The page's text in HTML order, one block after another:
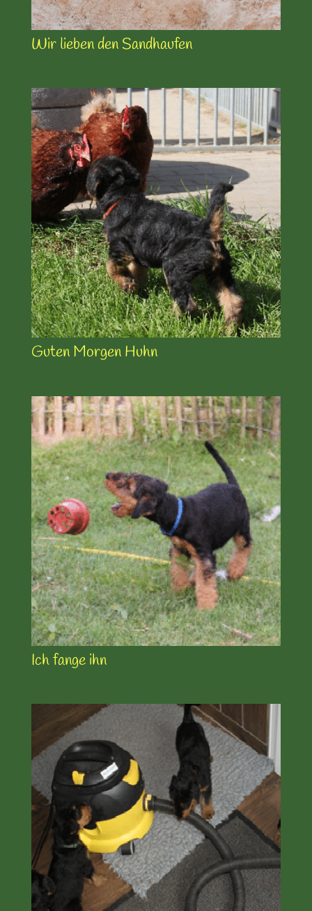
Wir lieben den Sandhaufen
Guten Morgen Huhn
Ich fange ihn